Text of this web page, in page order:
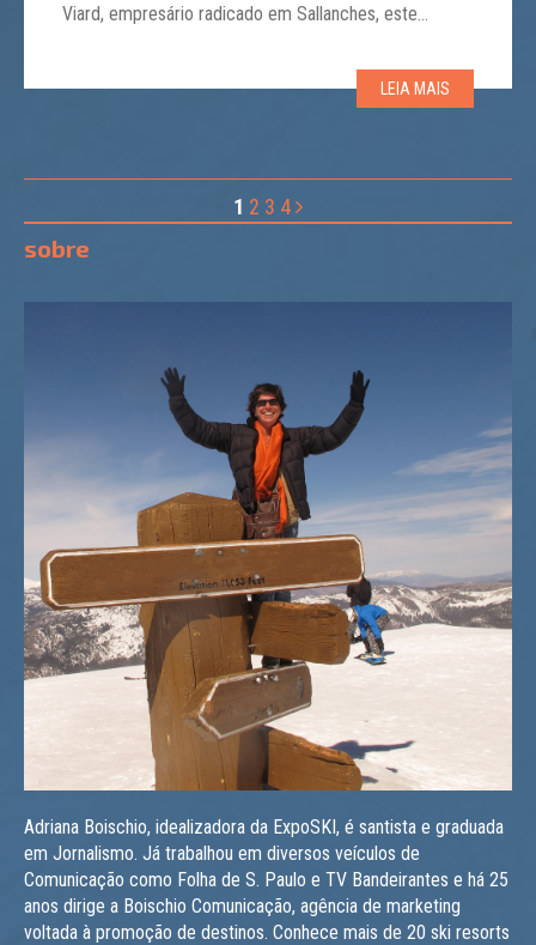
Viard, empresário radicado em Sallanches, este
Rochebrune, em Megève, em 1933. Um testemunho
do modernismo e da inovação, marcou um símbolo
LEIA MAIS
1 2 3 4
sobre
Adriana Boischio, idealizadora da ExpoSKI, é santista e graduada
em Jornalismo. Já trabalhou em diversos veículos de
Comunicação como Folha de S. Paulo e TV Bandeirantes e há 25
anos dirige a Boischio Comunicação, agência de marketing
voltada à promoção de destinos. Conhece mais de 20 ski resorts